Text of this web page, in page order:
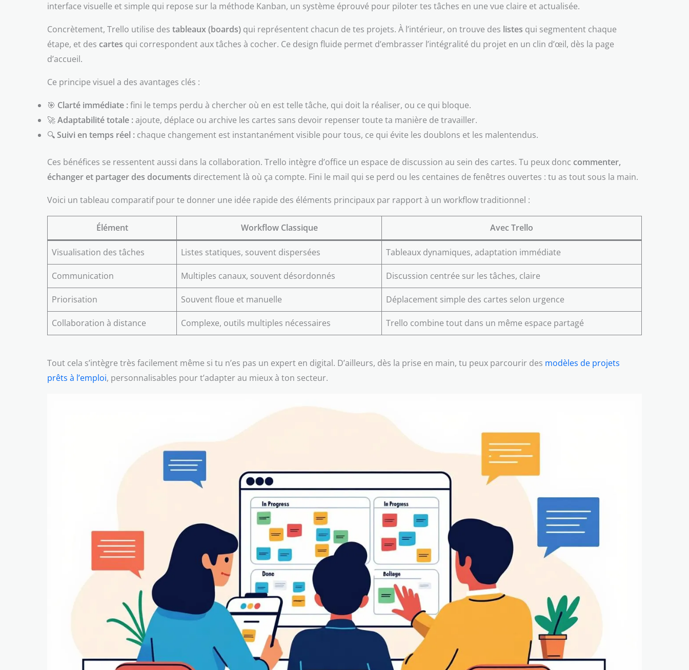
interface visuelle et simple qui repose sur la méthode Kanban, un système éprouvé pour piloter tes tâches en une vue claire et actualisée.
Concrètement, Trello utilise des tableaux (boards) qui représentent chacun de tes projets. À l’intérieur, on trouve des listes qui segmentent chaque
étape, et des cartes qui correspondent aux tâches à cocher. Ce design fluide permet d’embrasser l’intégralité du projet en un clin d’œil, dès la page
d’accueil.
Ce principe visuel a des avantages clés :
🎯 Clarté immédiate :fini le temps perdu à chercher où en est telle tâche, qui doit la réaliser, ou ce qui bloque.
🚀Adaptabilité totale :ajoute, déplace ou archive les cartes sans devoir repenser toute ta manière de travailler.
🔍Suivi en temps réel : chaque changement est instantanément visible pour tous, ce qui évite les doublons et les malentendus.
Ces bénéfices se ressentent aussi dans la collaboration. Trello intègre d’office un espace de discussion au sein des cartes. Tu peux donc commenter,
échanger et partager des documents directement là où ça compte. Fini le mail qui se perd ou les centaines de fenêtres ouvertes : tu as tout sous la main.
Voici un tableau comparatif pour te donner une idée rapide des éléments principaux par rapport à un workflow traditionnel :
Élément Workflow Classique Avec Trello
Visualisation des tâches Listes statiques, souvent dispersées Tableaux dynamiques, adaptation immédiate
Communication Multiples canaux, souvent désordonnés Discussion centrée sur les tâches, claire
Priorisation Souvent floue et manuelle Déplacement simple des cartes selon urgence
Collaboration à distance Complexe, outils multiples nécessaires Trello combine tout dans un même espace partagé
Tout cela s’intègre très facilement même si tu n’es pas un expert en digital. D’ailleurs, dès la prise en main, tu peux parcourir des modèles de projets
prêts à l’emploi, personnalisables pour t’adapter au mieux à ton secteur.